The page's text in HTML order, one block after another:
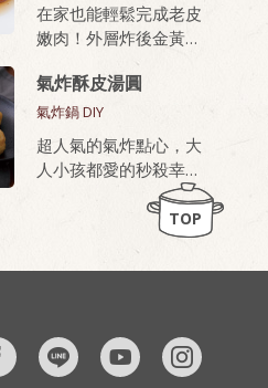
在家也能輕鬆完成老皮
嫩肉！外層炸後金黃酥
脆，內部滑嫩、蛋香濃
厚，無論油炸或氣炸都
好上手，新手也能做出
餐廳級美味。
桂冠芙蓉豆腐，就是做
老皮嫩肉的秘密武器！
氣炸酥皮湯圓
氣炸鍋 DIY
超人氣的氣炸點心，大
人小孩都愛的秒殺幸福
TOP